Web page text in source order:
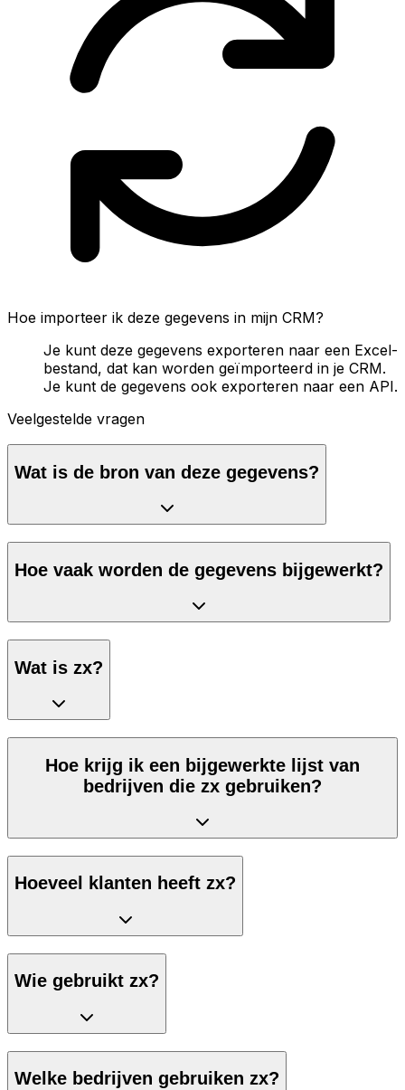
Hoe importeer ik deze gegevens in mijn CRM?
Je kunt deze gegevens exporteren naar een Excel-
bestand, dat kan worden geïmporteerd in je CRM.
Je kunt de gegevens ook exporteren naar een API.
Veelgestelde vragen
Wat is de bron van deze gegevens?
Hoe vaak worden de gegevens bijgewerkt?
Wat is zx?
Hoe krijg ik een bijgewerkte lijst van
bedrijven die zx gebruiken?
Hoeveel klanten heeft zx?
Wie gebruikt zx?
Welke bedrijven gebruiken zx?